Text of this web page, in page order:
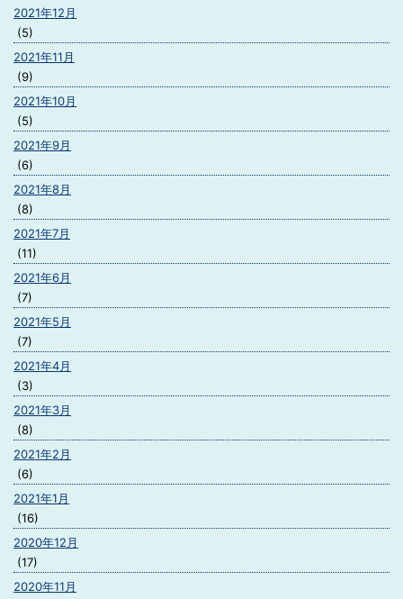
2021年12月
(5)
2021年11月
(9)
2021年10月
(5)
2021年9月
(6)
2021年8月
(8)
2021年7月
(11)
2021年6月
(7)
2021年5月
(7)
2021年4月
(3)
2021年3月
(8)
2021年2月
(6)
2021年1月
(16)
2020年12月
(17)
2020年11月